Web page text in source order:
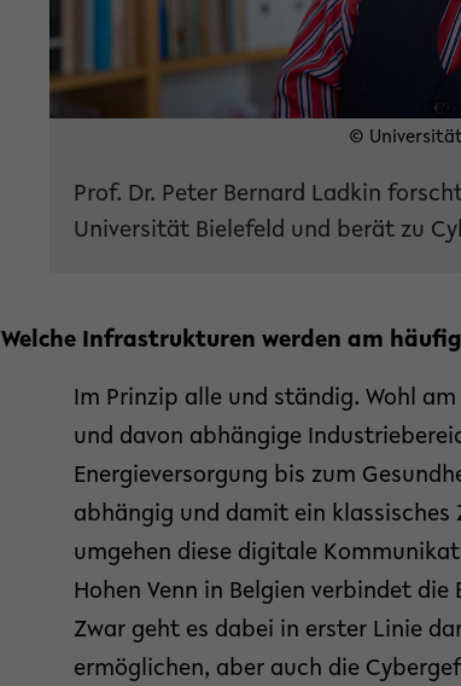
©
Prof. Dr. Peter Bernard Ladkin
Universität Bielefeld und berät zu
Welche Infrastrukturen werden am
Im Prinzip alle und ständig. Wohl
und davon abhängige
Energieversorgung bis zum
abhängig und damit ein
umgehen diese digitale
Hohen Venn in Belgien verbindet
Zwar geht es dabei in erster Linie
ermöglichen, aber auch die